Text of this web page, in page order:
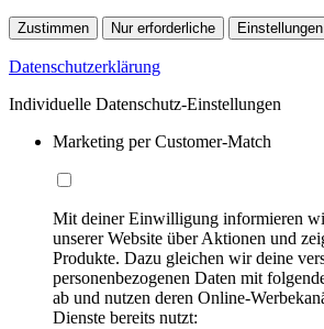
Zustimmen Nur erforderliche
Datenschutzerklärung
Individuelle Datenschutz-Einstellungen
Marketing per Customer-Match
Mit deiner Einwilligung informieren
unserer Website über Aktionen und
Produkte. Dazu gleichen wir deine
personenbezogenen Daten mit
ab und nutzen deren Online-
Dienste bereits nutzt: